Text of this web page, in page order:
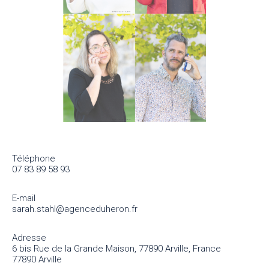
Téléphone
07 83 89 58 93
E-mail
sarah.stahl@agenceduheron.fr
Adresse
6 bis Rue de la Grande Maison, 77890 Arville, France
77890 Arville